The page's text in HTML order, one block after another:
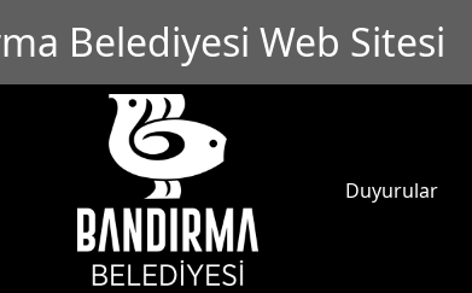
Belediyesi Web Sitesi
Duyurular